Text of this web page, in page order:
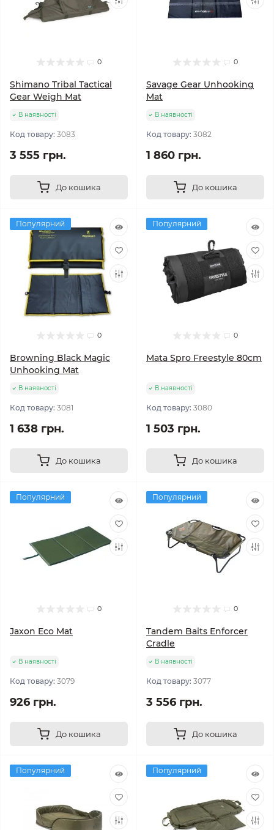
0
Shimano Tribal Tactical
Gear Weigh Mat
В наявності
Код товару: 3083
3 555 грн.
До кошика
0
Savage Gear Unhooking
Mat
В наявності
Код товару: 3082
1 860 грн.
До кошика
Популярний
0
Browning Black Magic
Unhooking Mat
В наявності
Код товару: 3081
1 638 грн.
До кошика
Популярний
0
Mata Spro Freestyle 80cm
В наявності
Код товару: 3080
1 503 грн.
До кошика
Популярний
0
Jaxon Eco Mat
В наявності
Код товару: 3079
926 грн.
До кошика
Популярний
0
Tandem Baits Enforcer
Cradle
В наявності
Код товару: 3077
3 556 грн.
До кошика
Популярний Популярний